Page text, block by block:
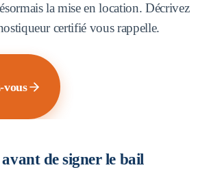
la mise en location. Décrivez
certifié vous rappelle.
vous
de signer le bail